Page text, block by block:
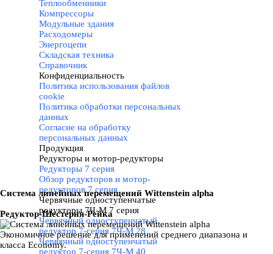
Теплообменники
Компрессоры
Модульные здания
Расходомеры
Энергоцепи
Складская техника
Справочник
Конфиденциальность
Политика использования файлов
cookie
Политика обработки персональных
данных
Согласие на обработку
персональных данных
Продукция
Редукторы и мотор-редукторы
Редукторы 7 серия
Обзор редукторов и мотор-
редукторов 7 серия
Червячные одноступенчатые
редукторы 7Ч-М 7 серия
Червячный одноступенчатый
редуктор 7-серия 7Ч-М 28
Червячный одноступенчатый
редуктор 7-серия 7Ч-М 40
Система линейных перемещений Wittenstein alpha
Редуктор-Шестерня-Рейка
Экономичное решение для применений среднего диапазона и
класса Economy.